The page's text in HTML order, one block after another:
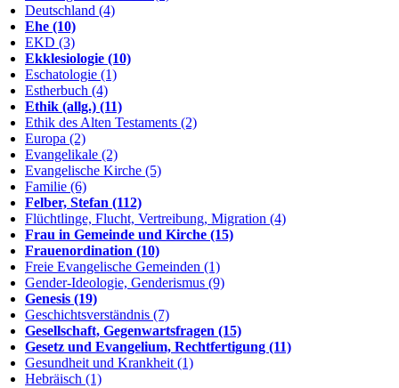
Deutschland (4)
Ehe (10)
EKD (3)
Ekklesiologie (10)
Eschatologie (1)
Estherbuch (4)
Ethik (allg.) (11)
Ethik des Alten Testaments (2)
Europa (2)
Evangelikale (2)
Evangelische Kirche (5)
Familie (6)
Felber, Stefan (112)
Flüchtlinge, Flucht, Vertreibung, Migration (4)
Frau in Gemeinde und Kirche (15)
Frauenordination (10)
Freie Evangelische Gemeinden (1)
Gender-Ideologie, Genderismus (9)
Genesis (19)
Geschichtsverständnis (7)
Gesellschaft, Gegenwartsfragen (15)
Gesetz und Evangelium, Rechtfertigung (11)
Gesundheit und Krankheit (1)
Hebräisch (1)